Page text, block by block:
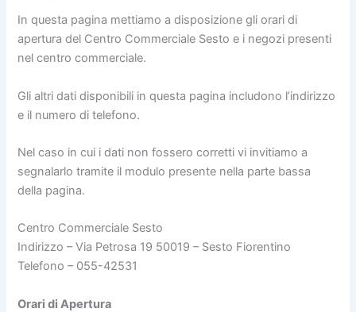
In questa pagina mettiamo a disposizione gli orari di
apertura del Centro Commerciale Sesto e i negozi presenti
nel centro commerciale.
Gli altri dati disponibili in questa pagina includono l’indirizzo
e il numero di telefono.
Nel caso in cui i dati non fossero corretti vi invitiamo a
segnalarlo tramite il modulo presente nella parte bassa
della pagina.
Centro Commerciale Sesto
Indirizzo – Via Petrosa 19 50019 – Sesto Fiorentino
Telefono – 055-42531
Orari di Apertura